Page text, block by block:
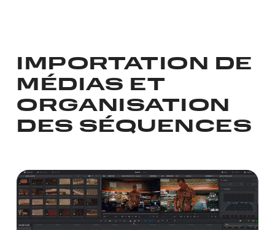
IMPORTATION DE
MÉDIAS ET
ORGANISATION
DES SÉQUENCES